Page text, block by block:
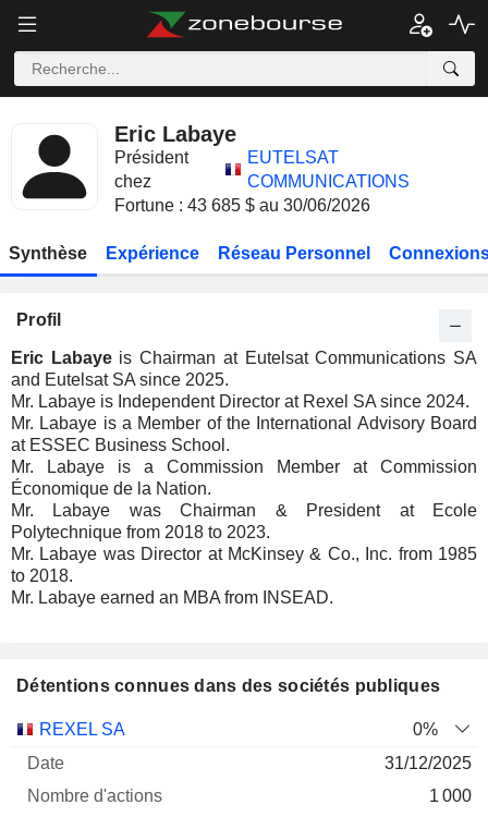
Eric Labaye
Président
chez
EUTELSAT
COMMUNICATIONS
Fortune : 43 685 $ au 30/06/2026
Synthèse Expérience Réseau Personnel
Profil
Eric Labayeis Chairman at Eutelsat Communications SA
and Eutelsat SA since 2025.
Mr. Labaye is Independent Director at Rexel SA since 2024.
Mr. Labaye is a Member of the International Advisory Board
at ESSEC Business School.
Mr. Labaye is a Commission Member at Commission
Économique de la Nation.
Mr. Labaye was Chairman & President at Ecole
Polytechnique from 2018 to 2023.
Mr. Labaye was Director at McKinsey & Co., Inc. from 1985
to 2018.
Mr. Labaye earned an MBA from INSEAD.
Détentions connues dans des sociétés publiques
REXEL SA
0%
31/12/2025
1 000